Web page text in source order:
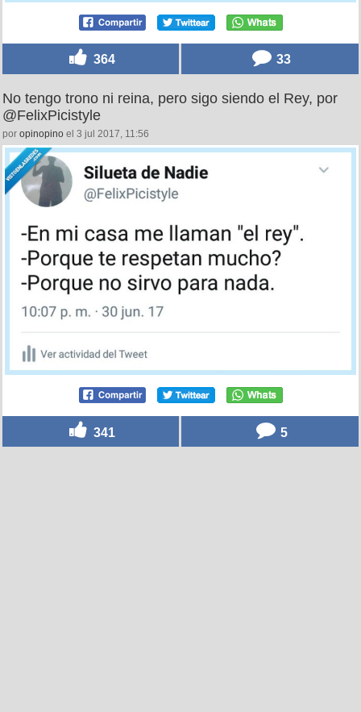
364 33
No tengo trono ni reina, pero sigo siendo el Rey, por
@FelixPicistyle
por opinopino el 3 jul 2017, 11:56
341 5